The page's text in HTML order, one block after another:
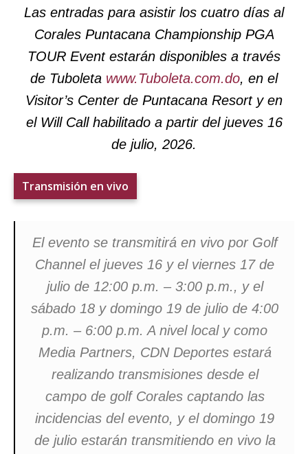
Las entradas para asistir los cuatro días al
Corales Puntacana Championship PGA
TOUR Event estarán disponibles a través
de Tuboleta www.Tuboleta.com.do, en el
Visitor’s Center de Puntacana Resort y en
el Will Call habilitado a partir del jueves 16
de julio, 2026.
Transmisión en vivo
El evento se transmitirá en vivo por Golf
Channel el jueves 16 y el viernes 17 de
julio de 12:00 p.m. – 3:00 p.m., y el
sábado 18 y domingo 19 de julio de 4:00
p.m. – 6:00 p.m. A nivel local y como
Media Partners, CDN Deportes estará
realizando transmisiones desde el
campo de golf Corales captando las
incidencias del evento, y el domingo 19
de julio estarán transmitiendo en vivo la